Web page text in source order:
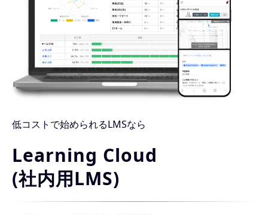
低コストで始められるLMSなら
Learning Cloud
(社内用LMS)